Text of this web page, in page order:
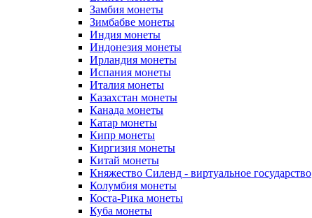
Замбия монеты
Зимбабве монеты
Индия монеты
Индонезия монеты
Ирландия монеты
Испания монеты
Италия монеты
Казахстан монеты
Канада монеты
Катар монеты
Кипр монеты
Киргизия монеты
Китай монеты
Княжество Силенд - виртуальное государство
Колумбия монеты
Коста-Рика монеты
Куба монеты